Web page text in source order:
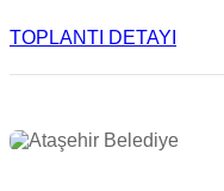
TOPLANTI DETAYI